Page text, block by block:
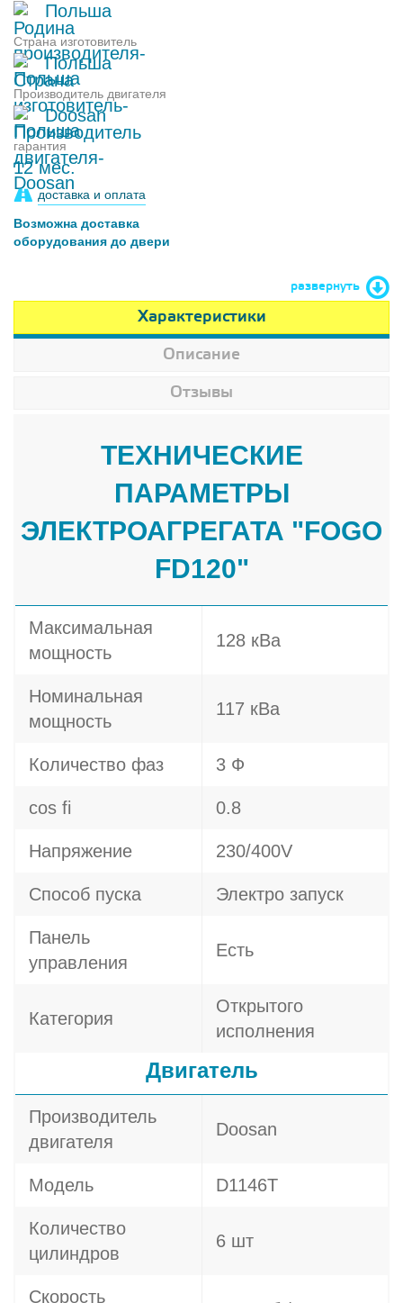
Польша
Страна изготовитель
Польша
Производитель двигателя
Doosan
гарантия
12 мес.
доставка и оплата
Возможна доставка
оборудования до двери
развернуть
Характеристики
Описание
Отзывы
ТЕХНИЧЕСКИЕ
ПАРАМЕТРЫ
ЭЛЕКТРОАГРЕГАТА "FOGO
FD120"
Максимальная
мощность
128 кВа
Номинальная
мощность
117 кВа
Количество фаз 3 Ф
cos fi 0.8
Напряжение 230/400V
Способ пуска Электро запуск
Панель
управления
Есть
Категория
Открытого
исполнения
Двигатель
Производитель
двигателя
Doosan
Модель D1146T
Количество
цилиндров
6 шт
Скорость